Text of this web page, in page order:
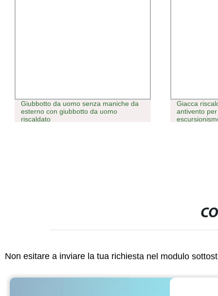
Giubbotto da uomo senza maniche da
esterno con giubbotto da uomo
riscaldato
Giacca
antivento
Non esitare a inviare la tua richiesta nel modulo